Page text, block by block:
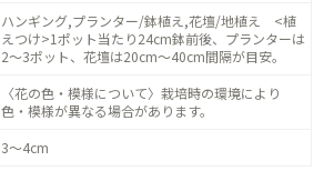
ハンギング,プランター/鉢植え,花壇/地植え <植
えつけ>1ポット当たり24cm鉢前後、プランターは
2〜3ポット、花壇は20cm〜40cm間隔が目安。
〈花の色・模様について〉栽培時の環境により
色・模様が異なる場合があります。
3〜4cm